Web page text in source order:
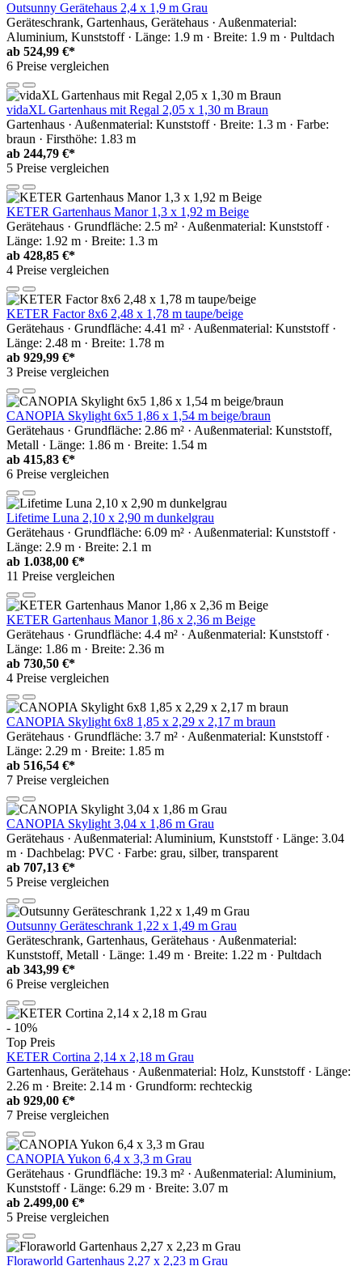
Outsunny Gerätehaus 2,4 x 1,9 m Grau
Geräteschrank, Gartenhaus, Gerätehaus · Außenmaterial:
Aluminium, Kunststoff · Länge: 1.9 m · Breite: 1.9 m · Pultdach
ab 524,99 €*
6 Preise vergleichen
vidaXL Gartenhaus mit Regal 2,05 x 1,30 m Braun
Gartenhaus · Außenmaterial: Kunststoff · Breite: 1.3 m · Farbe:
braun · Firsthöhe: 1.83 m
ab 244,79 €*
5 Preise vergleichen
KETER Gartenhaus Manor 1,3 x 1,92 m Beige
Gerätehaus · Grundfläche: 2.5 m² · Außenmaterial: Kunststoff ·
Länge: 1.92 m · Breite: 1.3 m
ab 428,85 €*
4 Preise vergleichen
KETER Factor 8x6 2,48 x 1,78 m taupe/beige
Gerätehaus · Grundfläche: 4.41 m² · Außenmaterial: Kunststoff ·
Länge: 2.48 m · Breite: 1.78 m
ab 929,99 €*
3 Preise vergleichen
CANOPIA Skylight 6x5 1,86 x 1,54 m beige/braun
Gerätehaus · Grundfläche: 2.86 m² · Außenmaterial: Kunststoff,
Metall · Länge: 1.86 m · Breite: 1.54 m
ab 415,83 €*
6 Preise vergleichen
Lifetime Luna 2,10 x 2,90 m dunkelgrau
Gerätehaus · Grundfläche: 6.09 m² · Außenmaterial: Kunststoff ·
Länge: 2.9 m · Breite: 2.1 m
ab 1.038,00 €*
11 Preise vergleichen
KETER Gartenhaus Manor 1,86 x 2,36 m Beige
Gerätehaus · Grundfläche: 4.4 m² · Außenmaterial: Kunststoff ·
Länge: 1.86 m · Breite: 2.36 m
ab 730,50 €*
4 Preise vergleichen
CANOPIA Skylight 6x8 1,85 x 2,29 x 2,17 m braun
Gerätehaus · Grundfläche: 3.7 m² · Außenmaterial: Kunststoff ·
Länge: 2.29 m · Breite: 1.85 m
ab 516,54 €*
7 Preise vergleichen
CANOPIA Skylight 3,04 x 1,86 m Grau
Gerätehaus · Außenmaterial: Aluminium, Kunststoff · Länge: 3.04
m · Dachbelag: PVC · Farbe: grau, silber, transparent
ab 707,13 €*
5 Preise vergleichen
Outsunny Geräteschrank 1,22 x 1,49 m Grau
Geräteschrank, Gartenhaus, Gerätehaus · Außenmaterial:
Kunststoff, Metall · Länge: 1.49 m · Breite: 1.22 m · Pultdach
ab 343,99 €*
6 Preise vergleichen
- 10%
Top Preis
KETER Cortina 2,14 x 2,18 m Grau
Gartenhaus, Gerätehaus · Außenmaterial: Holz, Kunststoff · Länge:
2.26 m · Breite: 2.14 m · Grundform: rechteckig
ab 929,00 €*
7 Preise vergleichen
CANOPIA Yukon 6,4 x 3,3 m Grau
Gerätehaus · Grundfläche: 19.3 m² · Außenmaterial: Aluminium,
Kunststoff · Länge: 6.29 m · Breite: 3.07 m
ab 2.499,00 €*
5 Preise vergleichen
Floraworld Gartenhaus 2,27 x 2,23 m Grau